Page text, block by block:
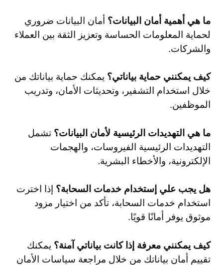
ما هي أهمية أمان البيانات؟ أمان البيانات ضروري
لحماية المعلومات الحساسة وتعزيز الثقة بين العملاء
والشركات.
كيف يمكنني حماية بياناتي؟ يمكنك حماية بياناتك من
خلال استخدام التشفير، وتحديثات الأمان، وتدريب
الموظفين.
ما هي التهديدات الرئيسية لأمان البيانات؟ تشمل
التهديدات الرئيسية الفيروسات، والهجمات
الإلكترونية، والأخطاء البشرية.
هل يجب علي إستخدام خدمات السحابة؟ إذا اخترت
استخدام خدمات السحابة، تأكد من اختيار مزود
موثوق يوفر أمانًا قويًا.
كيف يمكنني معرفة إذا كانت بياناتي آمنة؟ يمكنك
تقييم أمان بياناتك من خلال مراجعة سياسات الأمان